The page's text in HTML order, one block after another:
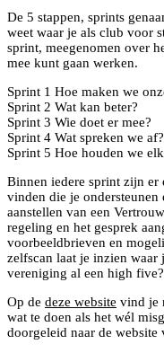
De 5 stappen, sprints
weet waar je als club voor
sprint, meegenomen over
mee kunt gaan werken.
Sprint 1 Hoe maken we
Sprint 2 Wat kan beter?
Sprint 3 Wie doet er mee?
Sprint 4 Wat spreken we af?
Sprint 5 Hoe houden we
Binnen iedere sprint zijn er
vinden die je
aanstellen van een
regeling en het gesprek
voorbeeldbrieven en
zelfscan laat je inzien
vereniging al een high five?
Op de deze website vind je
wat te doen als het wél
doorgeleid naar de website